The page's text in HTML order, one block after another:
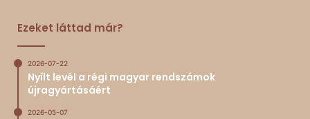
Ezeket láttad már?
2026-07-22
Nyílt levél a régi magyar rendszámok
újragyártásáért
2026-05-07